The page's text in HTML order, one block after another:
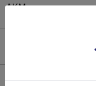
AKM
ANGENEHM